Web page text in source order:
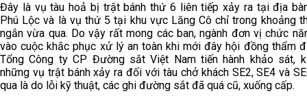
Đây là vụ tàu hoả bị trật bánh thứ 6 liên tiếp xảy ra tại địa
Phú Lộc và là vụ thứ 5 tại khu vực Lăng Cô chỉ trong khoảng
ngắn vừa qua. Do vậy rất mong các ban, ngành đơn vị chức
vào cuộc khắc phục xử lý an toàn khi mới đây hội đồng thẩm
Tổng Công ty CP Đường sắt Việt Nam tiến hành khảo sát,
những vụ trật bánh xảy ra đối với tàu chở khách SE2, SE4 và
qua là do lỗi kỹ thuật, các ghi đường sắt đã quá cũ, xuống cấp.